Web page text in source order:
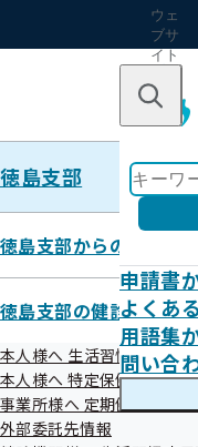
ウェ
ブサ
イト
のナ
ン
キーワ
申請書
よくあ
用語集
問い合
徳島支部
徳島支部からのお知らせ
徳島支部の健診・保健
本人様へ 生活習慣病予防
本人様へ 特定保健指導の
事業所様へ 定期健康診断
外部委託先情報
徳島支部の